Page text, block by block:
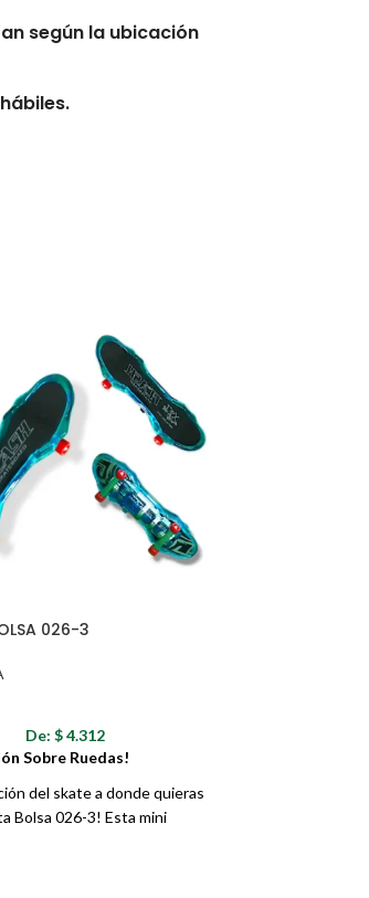
según la ubicación
clima, derrumbes,
novedades
tiempos de
que esto genere.
026-3
De:$4.312
Sobre Ruedas!
del skate a donde quieras
Bolsa 026-3! Esta mini